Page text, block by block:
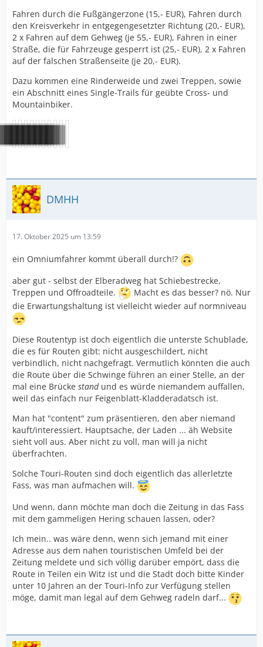
Fahren durch die Fußgängerzone (15,- EUR), Fahren durch
den Kreisverkehr in entgegengesetzter Richtung (20,- EUR),
2 x Fahren auf dem Gehweg (je 55,- EUR), Fahren in einer
Straße, die für Fahrzeuge gesperrt ist (25,- EUR), 2 x Fahren
auf der falschen Straßenseite (je 20,- EUR).
Dazu kommen eine Rinderweide und zwei Treppen, sowie
ein Abschnitt eines Single-Trails für geübte Cross- und
Mountainbiker.
DMHH
17. Oktober 2025 um 13:59
ein Omniumfahrer kommt überall durch!?
aber gut - selbst der Elberadweg hat Schiebestrecke,
Treppen und Offroadteile.
Macht es das besser? nö. Nur
die Erwartungshaltung ist vielleicht wieder auf normniveau
Diese Routentyp ist doch eigentlich die unterste Schublade,
die es für Routen gibt: nicht ausgeschildert, nicht
verbindlich, nicht nachgefragt. Vermutlich könnten die auch
die Route über die Schwinge führen an einer Stelle, an der
mal eine Brücke standund es würde niemandem auffallen,
weil das einfach nur Feigenblatt-Kladderadatsch ist.
Man hat "content" zum präsentieren, den aber niemand
kauft/interessiert. Hauptsache, der Laden ... äh Website
sieht voll aus. Aber nicht zu voll, man will ja nicht
überfrachten.
Solche Touri-Routen sind doch eigentlich das allerletzte
Fass, was man aufmachen will.
Und wenn, dann möchte man doch die Zeitung in das Fass
mit dem gammeligen Hering schauen lassen, oder?
Ich mein.. was wäre denn, wenn sich jemand mit einer
Adresse aus dem nahen touristischen Umfeld bei der
Zeitung meldete und sich völlig darüber empört, dass die
Route in Teilen ein Witz ist und die Stadt doch bitte Kinder
unter 10 Jahren an der Touri-Info zur Verfügung stellen
möge, damit man legal auf dem Gehweg radeln darf...